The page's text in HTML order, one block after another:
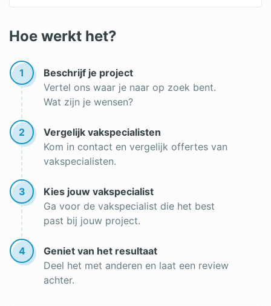
Plat dak isoleren
Bodemisolatie
Subsidie gevelisolatie
Subsidie vloerisolatie 2025
PUR schuim isolatie zelf doen
Enkelsteens muur isoleren binnenkant
Garage isoleren subsidie
Subsidie dakisolatie
Dakisolatie
Dakisolatie: binnenzijde of buitenzijde
Oud huis isoleren
Hoe werkt het?
1
Beschrijf je project
Vertel ons waar je naar op zoek bent.
Wat zijn je wensen?
2
Vergelijk vakspecialisten
Kom in contact en vergelijk offertes van
vakspecialisten.
3
Kies jouw vakspecialist
Ga voor de vakspecialist die het best
past bij jouw project.
4
Geniet van het resultaat
Deel het met anderen en laat een review
achter.